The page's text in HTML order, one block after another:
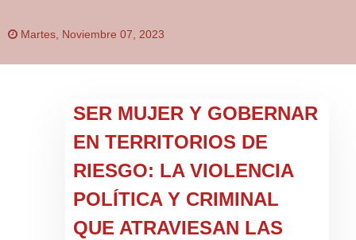
Martes, Noviembre 07, 2023
SER MUJER Y GOBERNAR
EN TERRITORIOS DE
RIESGO: LA VIOLENCIA
POLÍTICA Y CRIMINAL
QUE ATRAVIESAN LAS